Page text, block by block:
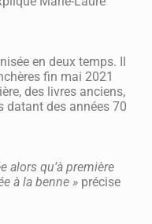
en deux temps. Il
fin mai 2021
des livres anciens,
datant des années 70
alors qu’à première
à la benne » précise